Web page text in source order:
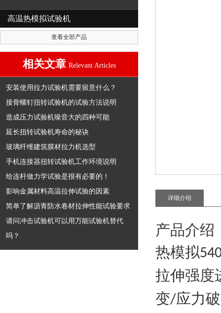
高温热模拟试验机
查看全部产品
相关文章 Relevant Articles
安装使用拉力试验机需要留意什么？
接骨螺钉扭转试验机的试验方法说明
造成压力试验机噪音大的四种可能
延长扭转试验机寿命的秘诀
玻璃纤维建筑膜材拉力机选型
手机连接器扭转试验机工作环境说明
给连杆做力学试验是很有必要的！
影响金属材料高温拉伸试验的因素
简单了解沥青防水卷材拉伸性能试验要求
请问冲击试验机可以用万能试验机替代
吗？
详细介绍
产品介绍
热模拟
拉伸强度
变/应力